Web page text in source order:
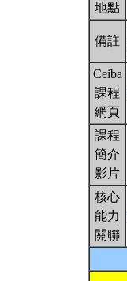
地點
備註
Ceiba
課程
網頁
課程
簡介
影片
核心
能力
關聯